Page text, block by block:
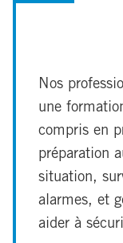
Nos
une
compris en
préparation
situation,
alarmes, et
aider à